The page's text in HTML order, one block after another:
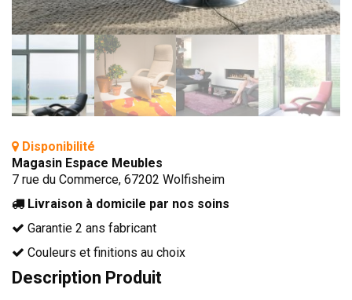
CADRES DE LIT
TÊTES DE LITS
LITS FIXES
MEUBLES DE COMPLÉMENT
TAPIS
MIROIRS
PETITS MEUBLES
AMÉNAGEMENTS SUR MESURE
DESIGN
CONTEMPORAIN
Disponibilité
Magasin Espace Meubles
7 rue du Commerce, 67202 Wolfisheim
Livraison à domicile par nos soins
Garantie 2 ans fabricant
Couleurs et finitions au choix
Description Produit